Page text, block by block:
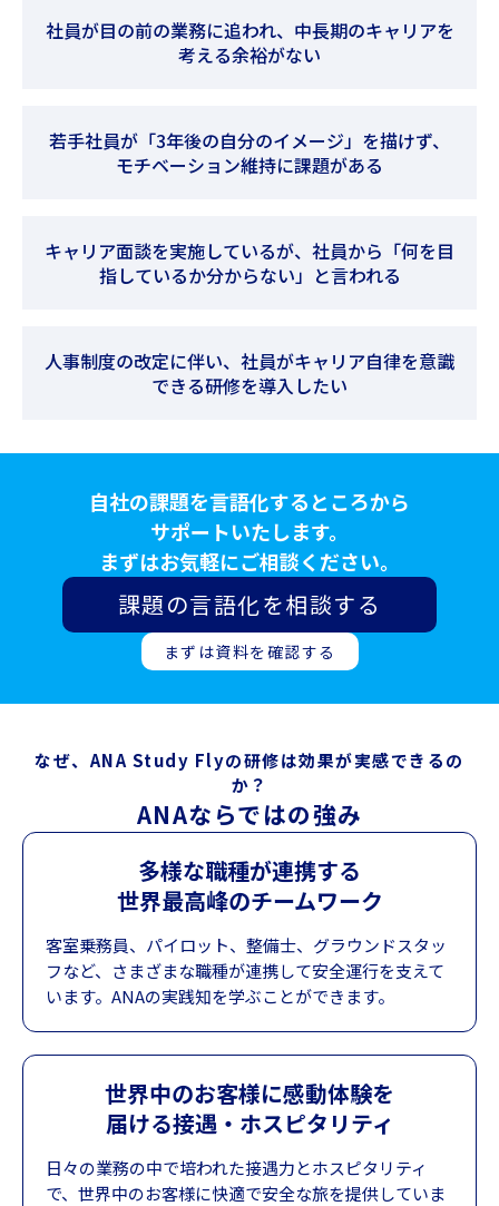
社員が目の前の業務に追われ、中長期のキャリアを
考える余裕がない
若手社員が「3年後の自分のイメージ」を描けず、
モチベーション維持に課題がある
キャリア面談を実施しているが、社員から「何を目
指しているか分からない」と言われる
人事制度の改定に伴い、社員がキャリア自律を意識
できる研修を導入したい
自社の課題を言語化するところから
サポートいたします。
まずはお気軽にご相談ください。
課題の言語化を相談する
まずは資料を確認する
なぜ、ANA Study Flyの研修は効果が実感できるの
か？
ANAならではの強み
多様な職種が連携する
世界最高峰のチームワーク
客室乗務員、パイロット、整備士、グラウンドスタッ
フなど、さまざまな職種が連携して安全運行を支えて
います。ANAの実践知を学ぶことができます。
世界中のお客様に感動体験を
届ける接遇・ホスピタリティ
日々の業務の中で培われた接遇力とホスピタリティ
で、世界中のお客様に快適で安全な旅を提供していま